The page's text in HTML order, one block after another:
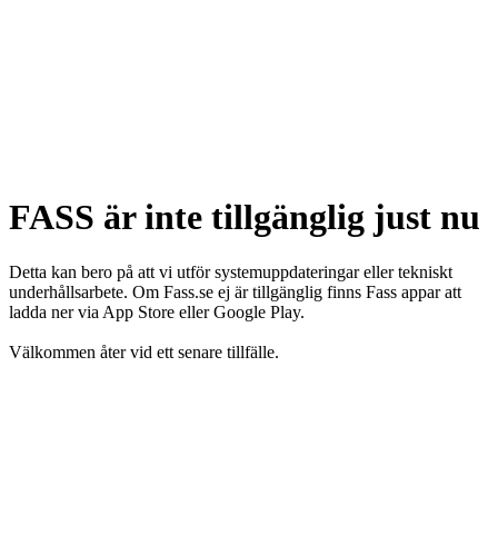
FASS är inte tillgänglig just nu
Detta kan bero på att vi utför systemuppdateringar eller tekniskt
underhållsarbete. Om Fass.se ej är tillgänglig finns Fass appar att
ladda ner via App Store eller Google Play.
Välkommen åter vid ett senare tillfälle.